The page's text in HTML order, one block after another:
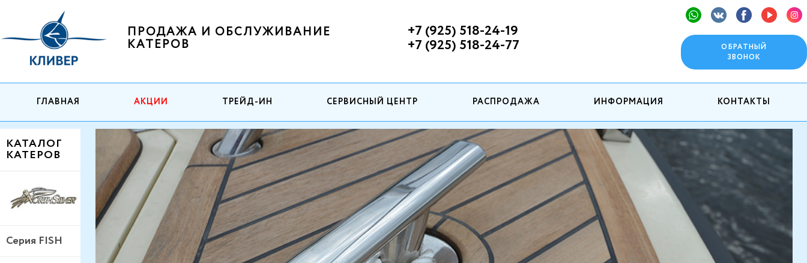
ПРОДАЖА И ОБСЛУЖИВАНИЕ
КАТЕРОВ
+7 (925) 518-24-19
+7 (925) 518-24-77
ОБРАТНЫЙ
ЗВОНОК
ГЛАВНАЯ АКЦИИ ТРЕЙД-ИН СЕРВИСНЫЙ ЦЕНТР РАСПРОДАЖА ИНФОРМАЦИЯ КОНТАКТЫ
КАТАЛОГ
КАТЕРОВ
Серия FISH